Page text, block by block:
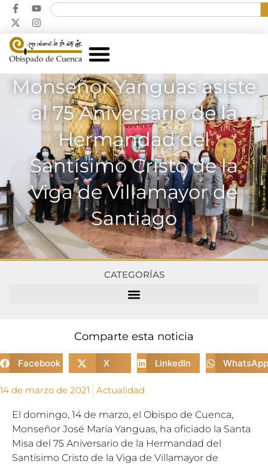
Monseñor Yanguas asiste
al 75 Aniversario de la
Hermandad del
Santísimo Cristo de la
Viga de Villamayor de
Santiago
CATEGORÍAS
Comparte esta noticia
Facebook X LinkedIn WhatsApp
14 de marzo de 2021 Actualidad
El domingo, 14 de marzo, el Obispo de Cuenca,
Monseñor José María Yanguas, ha oficiado la Santa
Misa del 75 Aniversario de la Hermandad del
Santísimo Cristo de la Viga de Villamayor de